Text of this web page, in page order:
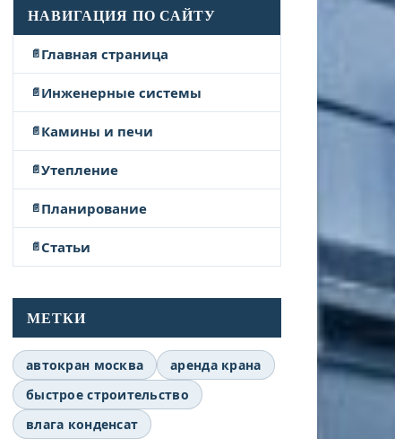
НАВИГАЦИЯ ПО САЙТУ
Главная страница
Инженерные системы
Камины и печи
Утепление
Планирование
Статьи
МЕТКИ
автокран москва
аренда крана
быстрое строительство
влага конденсат